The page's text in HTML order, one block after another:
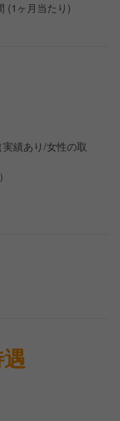
(1ヶ月当たり)
績あり/女性の取